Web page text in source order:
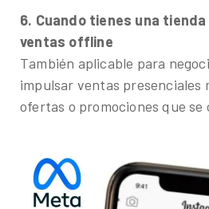
6. Cuando tienes una
ventas offline
También aplicable para
impulsar ventas presenciales
ofertas o promociones que se